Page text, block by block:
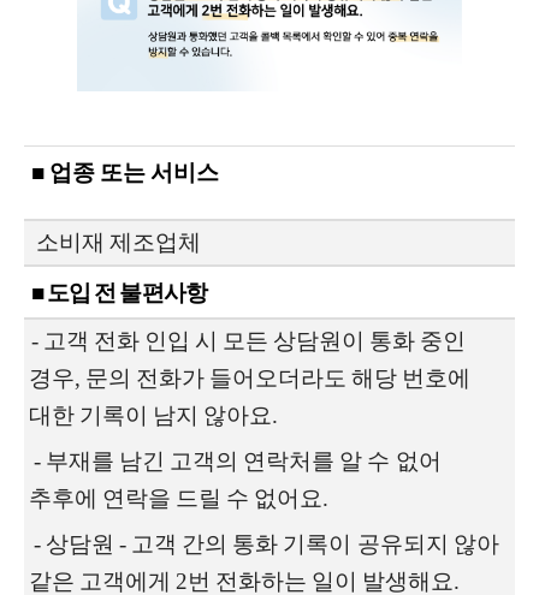
■ 업종 또는 서비스
소비재 제조업체
■ 도입 전 불편사항
- 고객 전화 인입 시 모든 상담원이 통화 중인
경우, 문의 전화가 들어오더라도 해당 번호에
대한 기록이 남지 않아요.
- 부재를 남긴 고객의 연락처를 알 수 없어
추후에 연락을 드릴 수 없어요.
- 상담원 - 고객 간의 통화 기록이 공유되지 않아
같은 고객에게 2번 전화하는 일이 발생해요.